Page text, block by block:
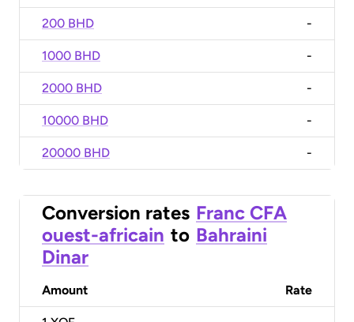
200 BHD -
1000 BHD -
2000 BHD -
10000 BHD -
20000 BHD -
Conversion rates Franc CFA
ouest-africain to Bahraini
Dinar
Amount Rate